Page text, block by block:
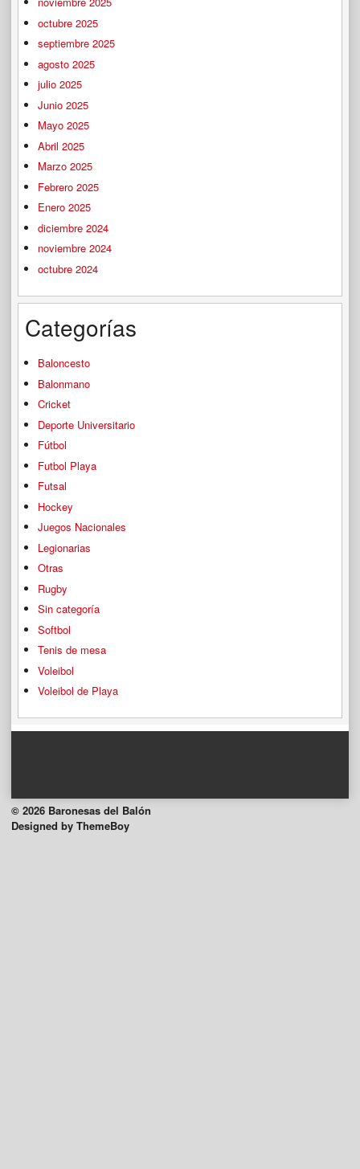
octubre 2025
septiembre 2025
agosto 2025
julio 2025
Junio 2025
Mayo 2025
Abril 2025
Marzo 2025
Febrero 2025
Enero 2025
diciembre 2024
noviembre 2024
octubre 2024
Categorías
Baloncesto
Balonmano
Cricket
Deporte Universitario
Fútbol
Futbol Playa
Futsal
Hockey
Juegos Nacionales
Legionarias
Otras
Rugby
Sin categoría
Softbol
Tenis de mesa
Voleibol
Voleibol de Playa
© 2026 Baronesas del Balón
Designed by ThemeBoy